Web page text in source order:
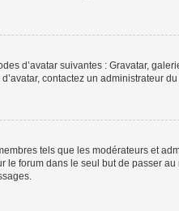
d’avatar suivantes : Gravatar,
contactez un administrateur
tels que les modérateurs et
le forum dans le seul but de passer